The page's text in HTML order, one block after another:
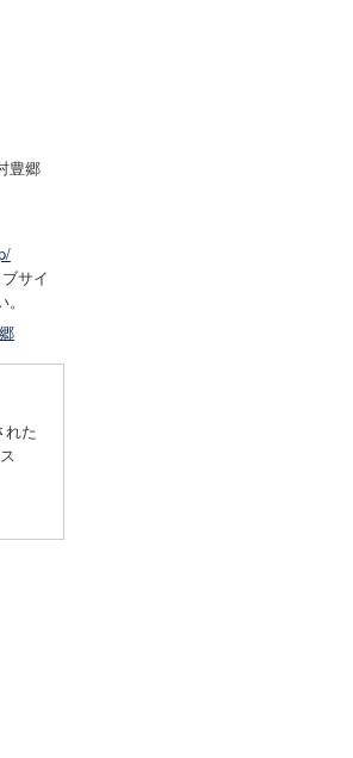
豊郷
サイ
れた